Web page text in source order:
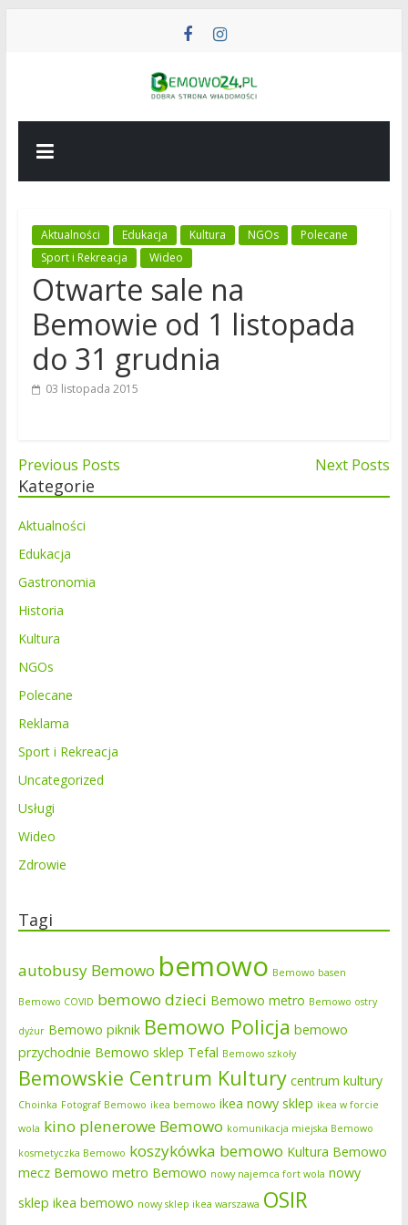
BEMOWO24
Aktualności Edukacja Kultura NGOs
Polecane
Sport i Rekreacja
Wideo
Otwarte sale na
Bemowie od 1 listopada
do 31 grudnia
03 listopada 2015
Nawigacja
wpisu
Previous Posts Next Posts
Kategorie
Aktualności
Edukacja
Gastronomia
Historia
Kultura
NGOs
Polecane
Reklama
Sport i Rekreacja
Uncategorized
Usługi
Wideo
Zdrowie
Tagi
autobusy Bemowo bemowo Bemowo basen
Bemowo COVID bemowo dzieci Bemowo metro Bemowo ostry
dyżur Bemowo piknik Bemowo Policja bemowo
przychodnie Bemowo sklep Tefal Bemowo szkoły
Bemowskie Centrum Kultury centrum kultury
Choinka Fotograf Bemowo ikea bemowo ikea nowy sklep ikea w forcie
wola kino plenerowe Bemowo komunikacja miejska Bemowo
kosmetyczka Bemowo koszykówka bemowo Kultura Bemowo
mecz Bemowo metro Bemowo nowy najemca fort wola nowy
sklep ikea bemowo nowy sklep ikea warszawa OSIR